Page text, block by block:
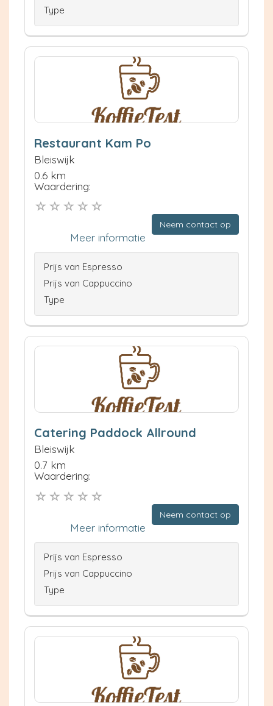
Type
Restaurant Kam Po
Bleiswijk
0.6 km
Waardering:
Neem contact op
Meer informatie
Prijs van Espresso
Prijs van Cappuccino
Type
Catering Paddock Allround
Bleiswijk
0.7 km
Waardering:
Neem contact op
Meer informatie
Prijs van Espresso
Prijs van Cappuccino
Type